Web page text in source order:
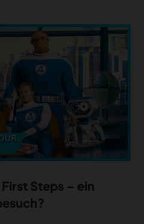
Steps – ein